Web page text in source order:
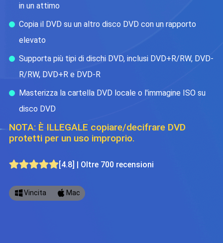
in un attimo
Copia il DVD su un altro disco DVD con un rapporto
elevato
Supporta più tipi di dischi DVD, inclusi DVD+R/RW, DVD-
R/RW, DVD+R e DVD-R
Masterizza la cartella DVD locale o l'immagine ISO su
disco DVD
NOTA: È ILLEGALE copiare/decifrare DVD
protetti per un uso improprio.
[4.8] | Oltre 700 recensioni
Vincita Mac